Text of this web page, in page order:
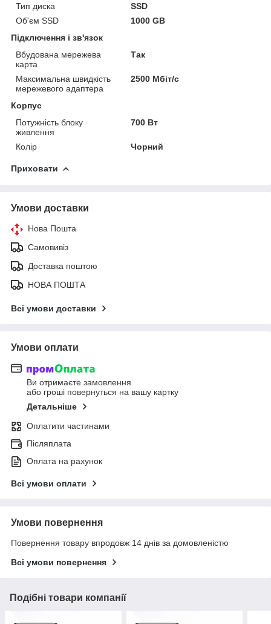
Тип диска
SSD
Об'єм SSD
1000 GB
Підключення і зв'язок
Вбудована мережева
карта
Так
Максимальна швидкість
мережевого адаптера
2500 Мбіт/c
Корпус
Потужність блоку
живлення
700 Вт
Колір Чорний
Приховати
Умови доставки
Нова Пошта
Самовивіз
Доставка поштою
НОВА ПОШТА
Всі умови доставки
Умови оплати
Ви отримаєте замовлення
або гроші повернуться на вашу картку
Детальніше
Оплатити частинами
Післяплата
Оплата на рахунок
Всі умови оплати
Умови повернення
Повернення товару впродовж 14 днів за домовленістю
Всі умови повернення
Подібні товари компанії